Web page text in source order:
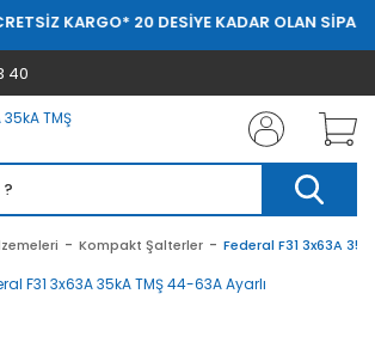
KARGO* 20 DESİYE KADAR OLAN
40
Kompakt Şalterler Federal F31 3x63A